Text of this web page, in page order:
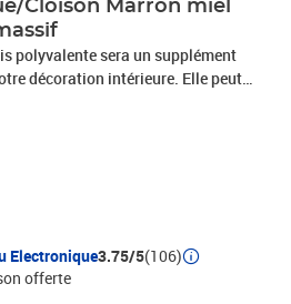
Cloison Marron miel
polyvalente sera un supplément
décoration intérieure. Elle peut
cloison de séparation. Matériau de
avec de l'huile, de la cire, de la laque
une surface plus résistante et un
a un grain droit et les nœuds
caractéristique et rustique.Cadre
bois du support à livres assure
ample de rangement : l'étagère à
rangement pour garder vos
Electronique3.75/5(106)
offerte